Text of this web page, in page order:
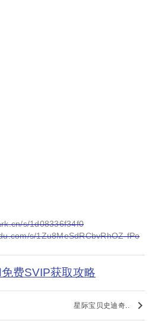
s/1d08336f34f0
s/1Zu8MeSdRCbvRhOZ-fPo
费SVIP获取攻略
星际宝贝史迪奇.. keyboard_arrow_right